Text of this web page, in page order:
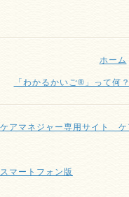
ホーム
「わかるかいご®」って何？
ケアマネジャー専用サイト ケ
スマートフォン版